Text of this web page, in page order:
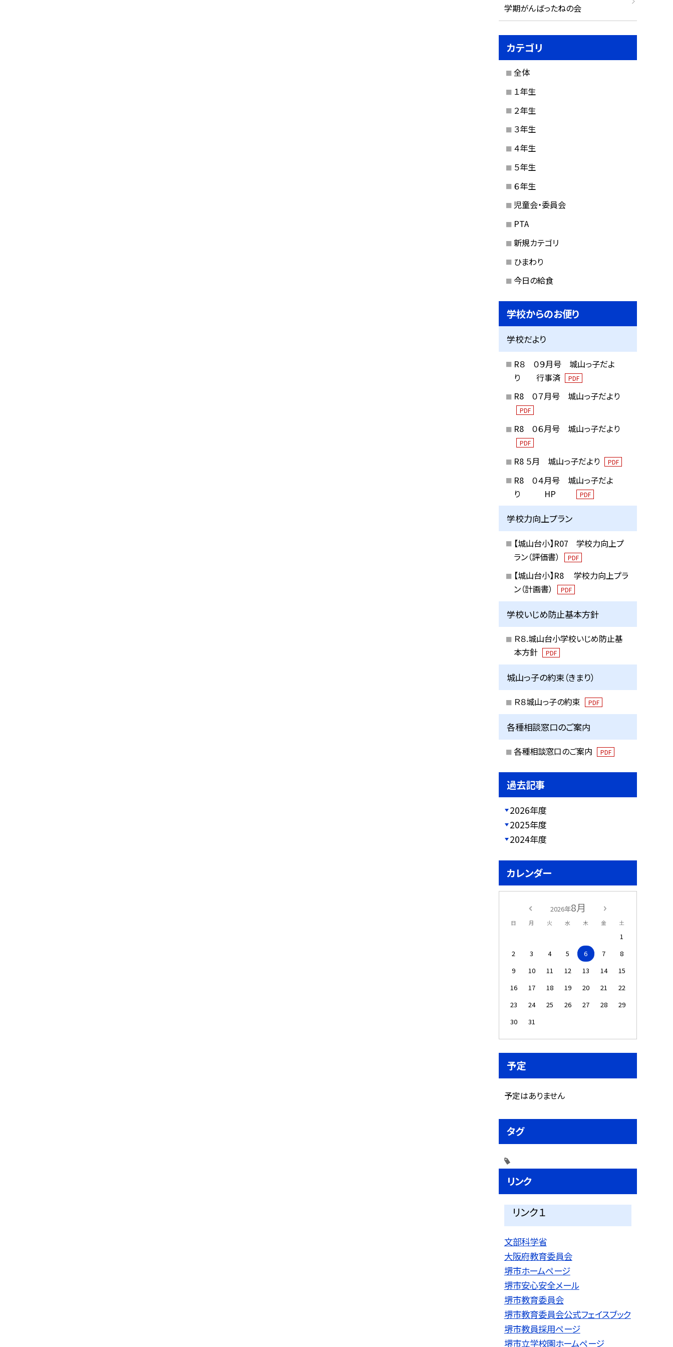
学期がんばったねの会
カテゴリ
全体
１年生
２年生
３年生
４年生
５年生
６年生
児童会・委員会
PTA
新規カテゴリ
ひまわり
今日の給食
学校からのお便り
学校だより
R８ ０９月号 城山っ子だよ
り 行事済
PDF
R8 ０７月号 城山っ子だより
PDF
R8 ０６月号 城山っ子だより
PDF
R8 ５月 城山っ子だより PDF
R8 ０４月号 城山っ子だよ
り HP
PDF
学校力向上プラン
【城山台小】R07 学校力向上プ
ラン（評価書）
PDF
【城山台小】R8 学校力向上プラ
ン（計画書）
PDF
学校いじめ防止基本方針
Ｒ８.城山台小学校いじめ防止基
本方針
PDF
城山っ子の約束（きまり）
Ｒ８城山っ子の約束 PDF
各種相談窓口のご案内
各種相談窓口のご案内 PDF
過去記事
2026年度
2025年度
2024年度
カレンダー
2026年8月
日 月 火 水 木 金 土
1
2
3 4 5 6 7
8
9
10 11 12 13 14
15
16
17 18 19 20 21
22
23
24 25 26 27 28
29
30
31
予定
予定はありません
タグ
リンク
リンク１
文部科学省
大阪府教育委員会
堺市ホームページ
堺市安心安全メール
堺市教育委員会
堺市教育委員会公式フェイスブック
堺市教員採用ページ
堺市立学校園ホームページ